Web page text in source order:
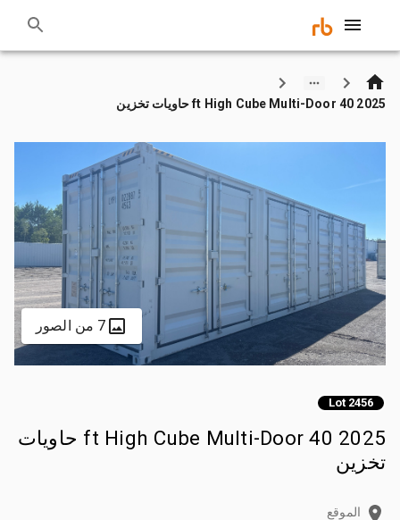
2025 40 ft High Cube Multi-Door حاويات تخزين
7 من الصور
Lot 2456
2025 40 ft High Cube Multi-Door حاويات
تخزين
الموقع